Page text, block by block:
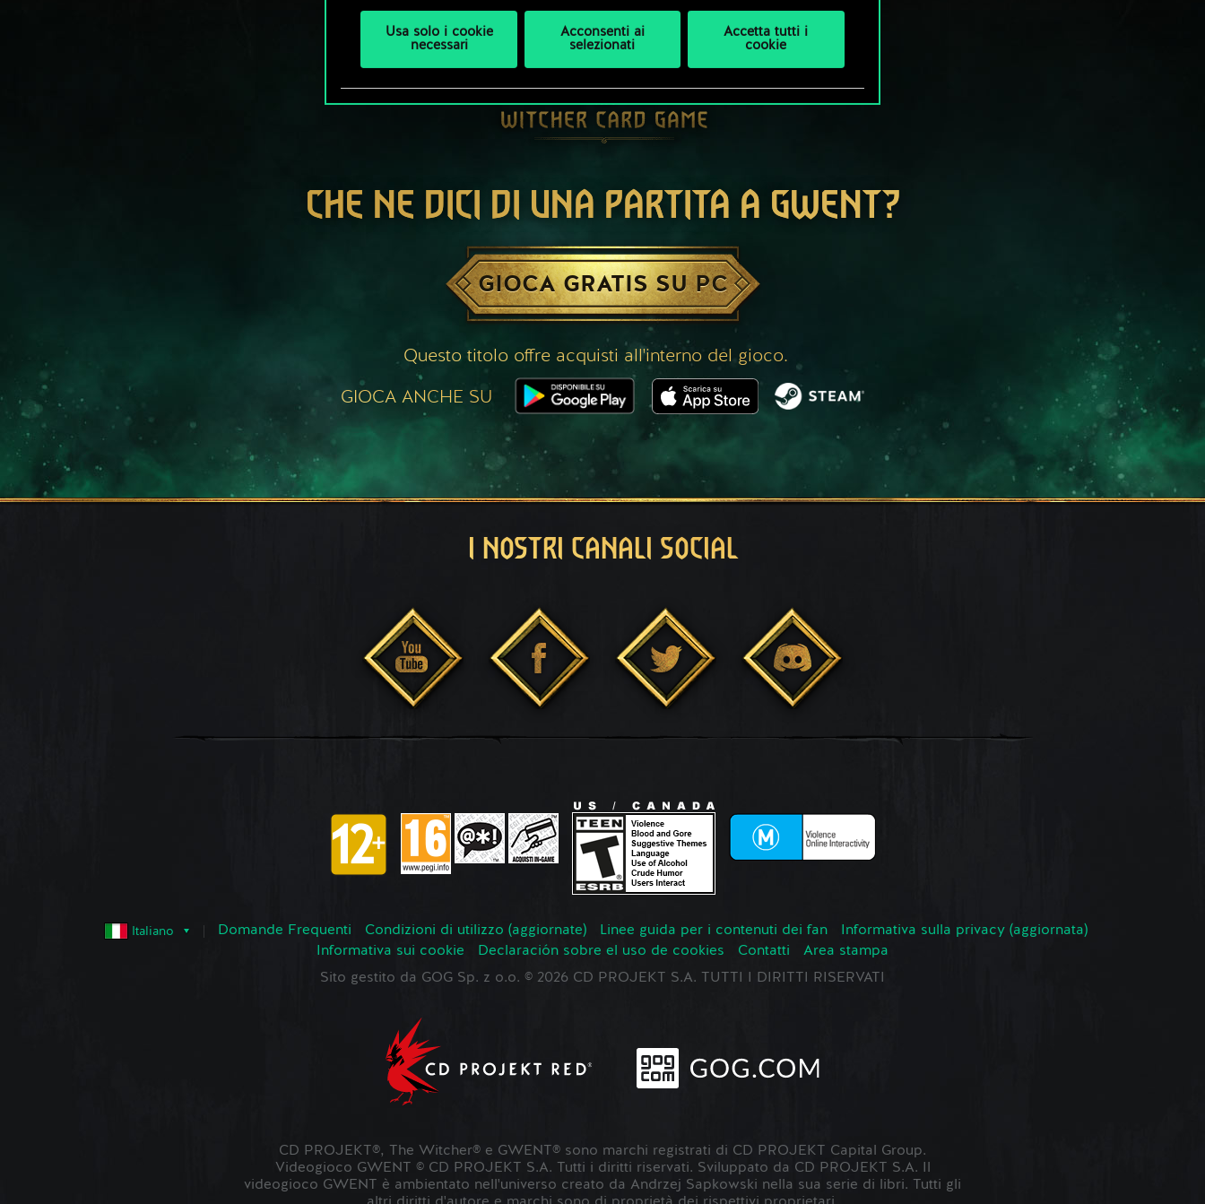
Usa solo i cookie
necessari
Acconsenti ai
selezionati
Accetta tutti i
cookie
CHE NE DICI DI UNA PARTITA A GWENT?
GIOCA GRATIS SU PC
Questo titolo offre acquisti all'interno del gioco.
GIOCA ANCHE SU
I NOSTRI CANALI SOCIAL
Italiano Domande Frequenti Condizioni di utilizzo (aggiornate) Linee guida per i contenuti dei fan
Informativa sulla privacy (aggiornata)
Informativa sui cookie
Declaración sobre el uso de cookies Contatti
Area stampa
Sito gestito da GOG Sp. z o.o. © 2026 CD PROJEKT S.A. TUTTI I DIRITTI RISERVATI
CD PROJEKT®, The Witcher® e GWENT® sono marchi registrati di CD PROJEKT Capital Group.
Videogioco GWENT © CD PROJEKT S.A. Tutti i diritti riservati. Sviluppato da CD PROJEKT S.A. Il
videogioco GWENT è ambientato nell'universo creato da Andrzej Sapkowski nella sua serie di libri. Tutti gli